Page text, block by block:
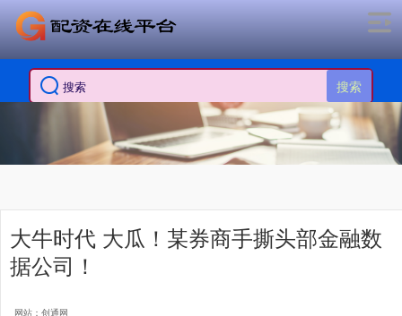
搜索
大牛时代 大瓜！某券商手撕头部金融数
据公司！
网站：创通网